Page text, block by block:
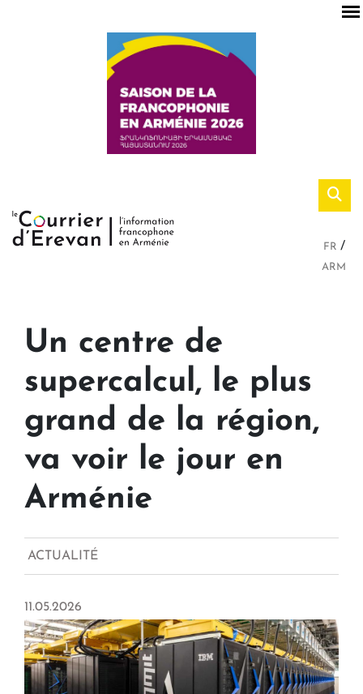
FR
ARM
Un centre de
supercalcul, le plus
grand de la région,
va voir le jour en
Arménie
ACTUALITÉ
11.05.2026